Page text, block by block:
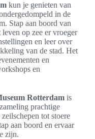
kun je genieten van
in de
Stap aan boord van
leven op zee er vroeger
en leer over
van de stad. Het
en
en
Rotterdam is
prachtige
tot stoere
aan boord en ervaar
zijn.